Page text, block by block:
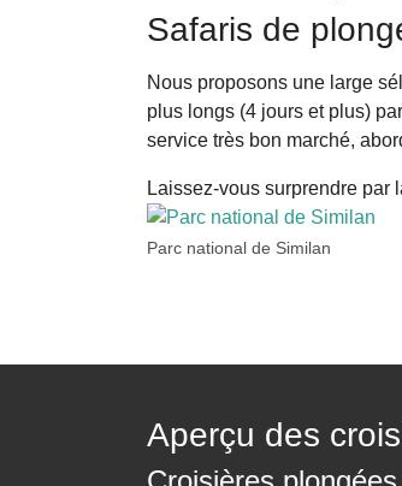
Parc national de Similan
Safaris de
Nous proposons une large
plus longs (4 jours et plus)
service très bon marché,
Laissez-vous surprendre par
Aperçu des